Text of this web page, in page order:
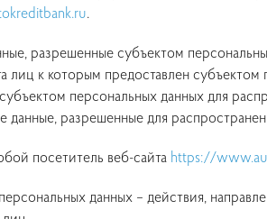
.
разрешенные субъектом
лиц к которым предоставлен
персональных данных для
данные, разрешенные для
посетитель веб-сайта https://
данных – действия,